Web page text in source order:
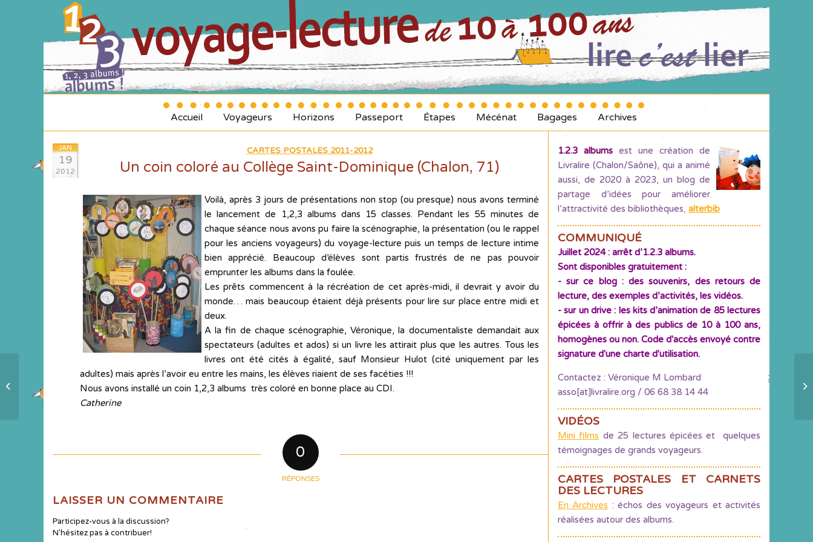
Accueil Voyageurs Horizons Passeport Étapes Mécénat Bagages Archives
JAN
19
2012
CARTES POSTALES 2011-2012
Un coin coloré au Collège Saint-Dominique (Chalon, 71)
Voilà, après 3 jours de présentations non stop (ou presque) nous avons terminé
le lancement de 1,2,3 albums dans 15 classes. Pendant les 55 minutes de
chaque séance nous avons pu faire la scénographie, la présentation (ou le rappel
pour les anciens voyageurs) du voyage-lecture puis un temps de lecture intime
bien apprécié. Beaucoup d’élèves sont partis frustrés de ne pas pouvoir
emprunter les albums dans la foulée.
Les prêts commencent à la récréation de cet après-midi, il devrait y avoir du
monde… mais beaucoup étaient déjà présents pour lire sur place entre midi et
deux.
A la fin de chaque scénographie, Véronique, la documentaliste demandait aux
spectateurs (adultes et ados) si un livre les attirait plus que les autres. Tous les
livres ont été cités à égalité, sauf Monsieur Hulot (cité uniquement par les
adultes) mais après l’avoir eu entre les mains, les élèves riaient de ses facéties !!!
Nous avons installé un coin 1,2,3 albums très coloré en bonne place au CDI.
Catherine
0
RÉPONSES
LAISSER UN COMMENTAIRE
Participez-vous à la discussion?
N'hésitez pas à contribuer!
1.2.3 albums est une création de
Livralire (Chalon/Saône), qui a animé
aussi, de 2020 à 2023, un blog de
partage d’idées pour améliorer
l’attractivité des bibliothèques, alterbib
COMMUNIQUÉ
Juillet 2024 : arrêt d’1.2.3 albums.
Sont disponibles gratuitement :
- sur ce blog : des souvenirs, des retours de
lecture, des exemples d’activités, les vidéos.
- sur un drive : les kits d’animation de 85 lectures
épicées à offrir à des publics de 10 à 100 ans,
homogènes ou non. Code d'accès envoyé contre
signature d'une charte d'utilisation.
Contactez : Véronique M Lombard
asso[at]livralire.org / 06 68 38 14 44
VIDÉOS
Mini films de 25 lectures épicées et quelques
témoignages de grands voyageurs.
CARTES POSTALES ET CARNETS
DES LECTURES
En Archives : échos des voyageurs et activités
réalisées autour des albums.
Lancement du voyage lecture à
Venarey-Les Laumes (21)